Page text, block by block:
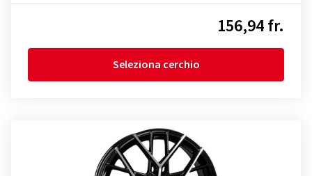
156,94 fr.
Seleziona cerchio